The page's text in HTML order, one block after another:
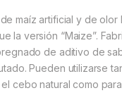
maíz artificial y de olor
la versión “Maize”.
de aditivo de
Pueden utilizarse
cebo natural como